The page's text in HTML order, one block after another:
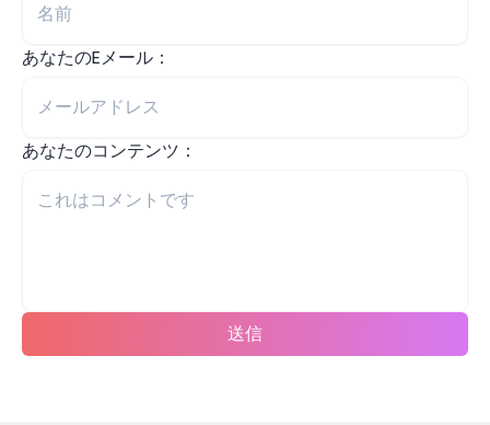
あなたのEメール：
あなたのコンテンツ：
送信